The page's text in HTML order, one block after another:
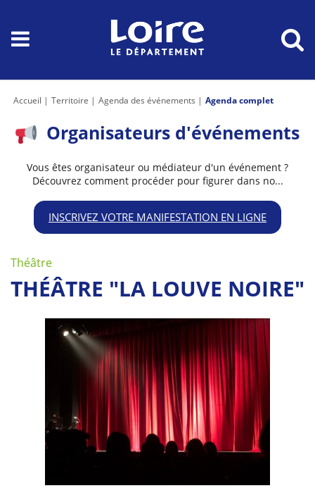
Accueil Territoire Agenda des événements Agenda complet
Organisateurs d'événements
Vous êtes organisateur ou médiateur d'un événement ?
Découvrez comment procéder pour figurer dans no...
INSCRIVEZ VOTRE MANIFESTATION EN LIGNE
Théâtre
THÉÂTRE "LA LOUVE NOIRE"